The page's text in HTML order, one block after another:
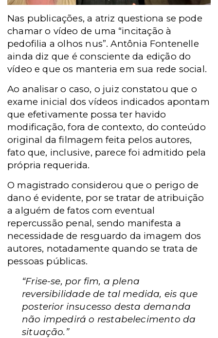
Nas publicações, a atriz questiona se pode
chamar o vídeo de uma “incitação à
pedofilia a olhos nus”. Antônia Fontenelle
ainda diz que é consciente da edição do
vídeo e que os manteria em sua rede social.
Ao analisar o caso, o juiz constatou que o
exame inicial dos vídeos indicados apontam
que efetivamente possa ter havido
modificação, fora de contexto, do conteúdo
original da filmagem feita pelos autores,
fato que, inclusive, parece foi admitido pela
própria requerida.
O magistrado considerou que o perigo de
dano é evidente, por se tratar de atribuição
a alguém de fatos com eventual
repercussão penal, sendo manifesta a
necessidade de resguardo da imagem dos
autores, notadamente quando se trata de
pessoas públicas.
“Frise-se, por fim, a plena
reversibilidade de tal medida, eis que
posterior insucesso desta demanda
não impedirá o restabelecimento da
situação.”